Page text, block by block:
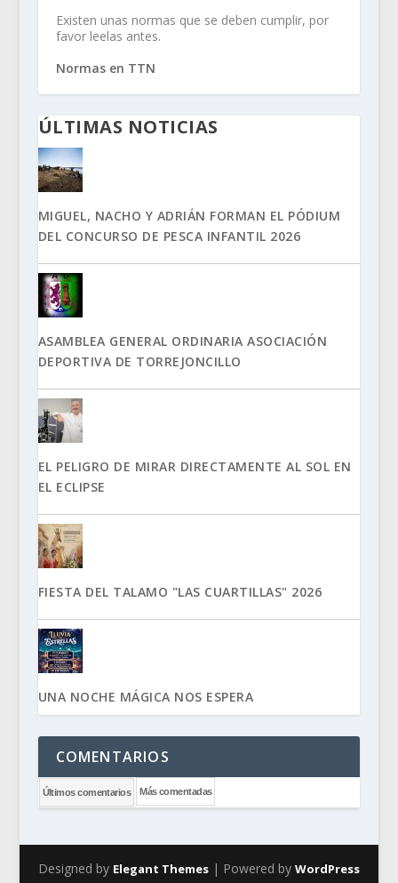
Existen unas normas que se deben cumplir, por
favor leelas antes.
Normas en TTN
ÚLTIMAS NOTICIAS
MIGUEL, NACHO Y ADRIÁN FORMAN EL PÓDIUM
DEL CONCURSO DE PESCA INFANTIL 2026
ASAMBLEA GENERAL ORDINARIA ASOCIACIÓN
DEPORTIVA DE TORREJONCILLO
EL PELIGRO DE MIRAR DIRECTAMENTE AL SOL EN
EL ECLIPSE
FIESTA DEL TALAMO "LAS CUARTILLAS" 2026
UNA NOCHE MÁGICA NOS ESPERA
COMENTARIOS
Últimos comentarios Más comentadas
Designed by Elegant Themes| Powered by WordPress